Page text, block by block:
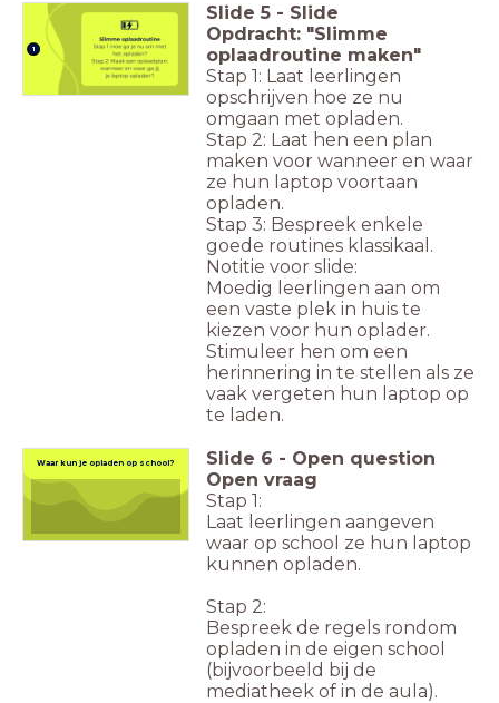
1
Slide 5 - Slide
Opdracht: "Slimme
oplaadroutine maken"
Stap 1: Laat leerlingen
opschrijven hoe ze nu
omgaan met opladen.
Stap 2: Laat hen een plan
maken voor wanneer en waar
ze hun laptop voortaan
opladen.
Stap 3: Bespreek enkele
goede routines klassikaal.
Notitie voor slide:
Moedig leerlingen aan om
een vaste plek in huis te
kiezen voor hun oplader.
Stimuleer hen om een
herinnering in te stellen als ze
vaak vergeten hun laptop op
te laden.
Waar kun je opladen op school? Slide 6 - Open question
Open vraag
Stap 1:
Laat leerlingen aangeven
waar op school ze hun laptop
kunnen opladen.
Stap 2:
Bespreek de regels rondom
opladen in de eigen school
(bijvoorbeeld bij de
mediatheek of in de aula).